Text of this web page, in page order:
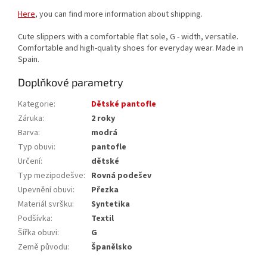
Here, you can find more information about shipping.
Cute slippers with a comfortable flat sole, G - width, versatile.
Comfortable and high-quality shoes for everyday wear. Made in
Spain.
Doplňkové parametry
Kategorie:
Dětské pantofle
Záruka:
2 roky
Barva:
modrá
Typ obuvi:
pantofle
Určení:
dětské
Typ mezipodešve: Rovná podešev
Upevnění obuvi:
Přezka
Materiál svršku:
Syntetika
Podšívka:
Textil
Šířka obuvi:
G
Země původu: Španělsko